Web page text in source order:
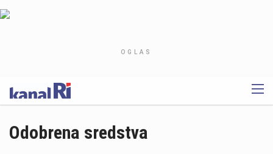
OGLAS
Odobrena sredstva